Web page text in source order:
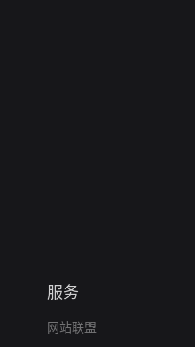
服务
网站联盟